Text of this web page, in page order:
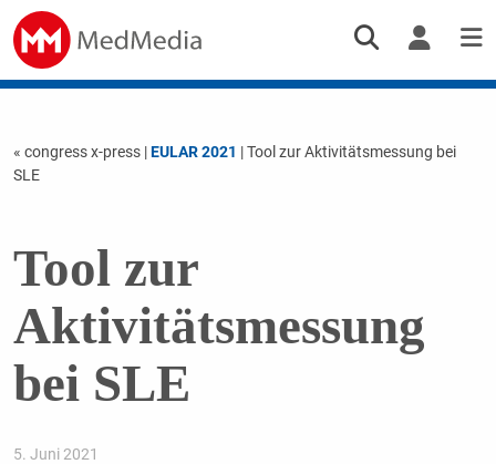
« congress x-press |EULAR 2021 | Tool zur Aktivitätsmessung bei
SLE
Tool zur
Aktivitätsmessung
bei SLE
5. Juni 2021